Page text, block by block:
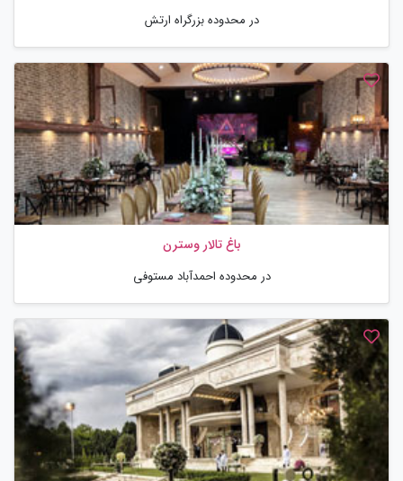
در محدوده بزرگراه ارتش
باغ تالار وسترن
در محدوده احمدآباد مستوفی